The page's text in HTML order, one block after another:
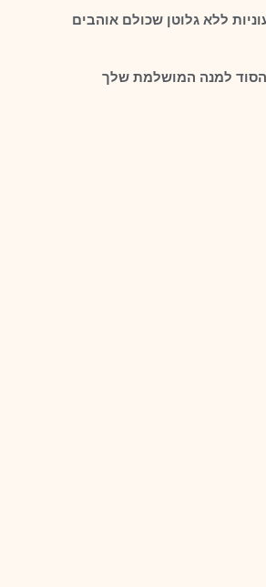
ללא גלוטן שכולם אוהבים
למנה המושלמת שלך